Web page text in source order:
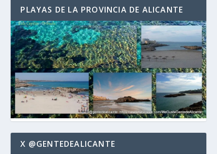
PLAYAS DE LA PROVINCIA DE ALICANTE
X @GENTEDEALICANTE